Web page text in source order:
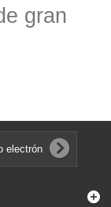
gran